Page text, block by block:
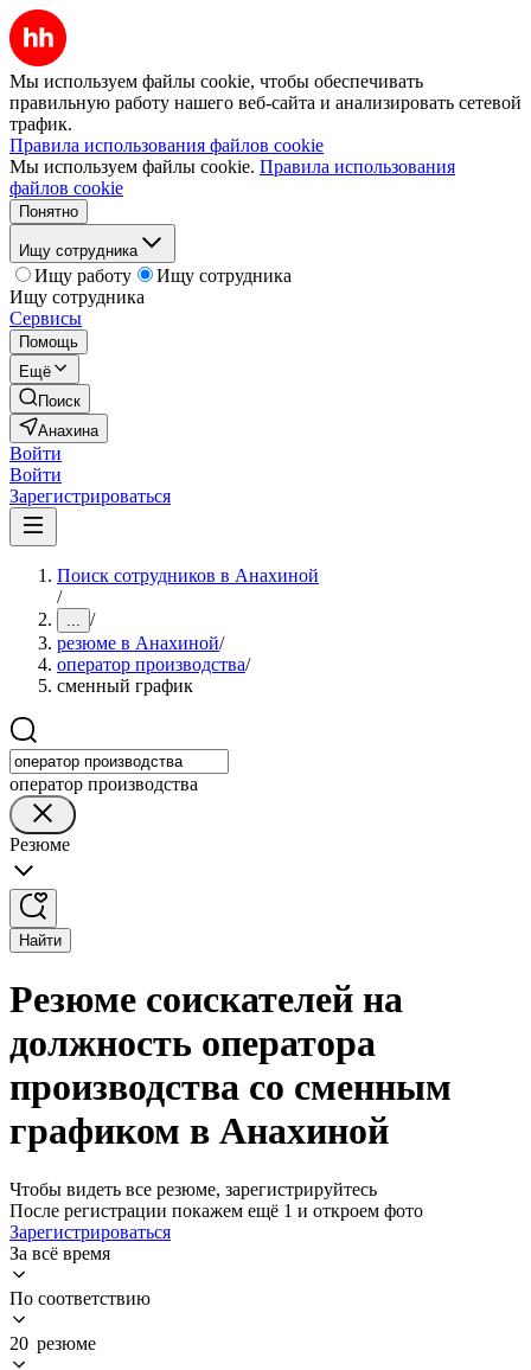
Мы используем файлы cookie, чтобы обеспечивать
правильную работу нашего веб-сайта и анализировать сетевой
трафик.
Правила использования файлов cookie
Мы используем файлы cookie. Правила использования
файлов cookie
Понятно
Ищу сотрудника
Ищу работу
Ищу сотрудника
Ищу сотрудника
Сервисы
Помощь
Ещё
Поиск
Анахина
Войти
Войти
Зарегистрироваться
Поиск сотрудников в Анахиной
/
... /
резюме в Анахиной/
оператор производства/
сменный график
оператор производства
Резюме
Найти
Резюме соискателей на
должность оператора
производства со сменным
графиком в Анахиной
Чтобы видеть все резюме, зарегистрируйтесь
После регистрации покажем ещё 1 и откроем фото
Зарегистрироваться
За всё время
По соответствию
20 резюме